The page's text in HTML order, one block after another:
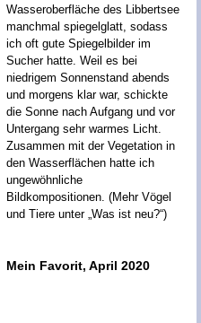
Wasseroberfläche des Libbertsee
manchmal spiegelglatt, sodass
ich oft gute Spiegelbilder im
Sucher hatte. Weil es bei
niedrigem Sonnenstand abends
und morgens klar war, schickte
die Sonne nach Aufgang und vor
Untergang sehr warmes Licht.
Zusammen mit der Vegetation in
den Wasserflächen hatte ich
ungewöhnliche
Bildkompositionen. (Mehr Vögel
und Tiere unter „Was ist neu?“)
Mein Favorit, April 2020